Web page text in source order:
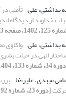
بداشتی، علی تأملی
خداوند از دیدگاه
1402، صفحه 23-48]
بداشتی، علی واکاوی
الهی در حیات بشری
133، 1404، صفحه 87-105]
میبدی، علیرضا
[دوره 23، شماره 92، 1393، صفحه 9-22]